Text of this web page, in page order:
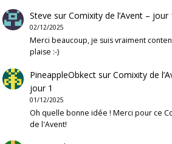
Steve surComixity de l’Avent – jour
02/12/2025
Merci beaucoup, je suis vraiment
plaise :-)
PineappleObkect surComixity de
jour 1
01/12/2025
Oh quelle bonne idée ! Merci pour ce
de l'Avent!